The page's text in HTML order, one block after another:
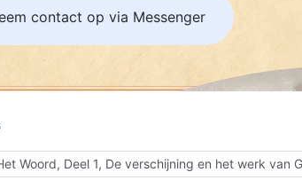
contact op via Messenger
Woord, Deel 1, De verschijning en het werk van